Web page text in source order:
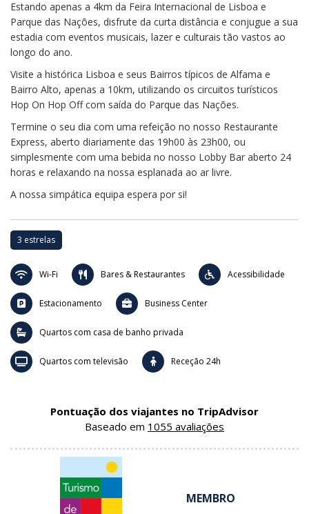
Estando apenas a 4km da Feira Internacional de Lisboa e
Parque das Nações, disfrute da curta distância e conjugue a sua
estadia com eventos musicais, lazer e culturais tão vastos ao
longo do ano.
Visite a histórica Lisboa e seus Bairros típicos de Alfama e
Bairro Alto, apenas a 10km, utilizando os circuitos turísticos
Hop On Hop Off com saída do Parque das Nações.
Termine o seu dia com uma refeição no nosso Restaurante
Express, aberto diariamente das 19h00 às 23h00, ou
simplesmente com uma bebida no nosso Lobby Bar aberto 24
horas e relaxando na nossa esplanada ao ar livre.
A nossa simpática equipa espera por si!
3 estrelas
Wi-Fi Bares & Restaurantes Acessibilidade
Estacionamento Business Center
Quartos com casa de banho privada
Quartos com televisão Receção 24h
Pontuação dos viajantes no TripAdvisor
Baseado em 1055 avaliações
MEMBRO